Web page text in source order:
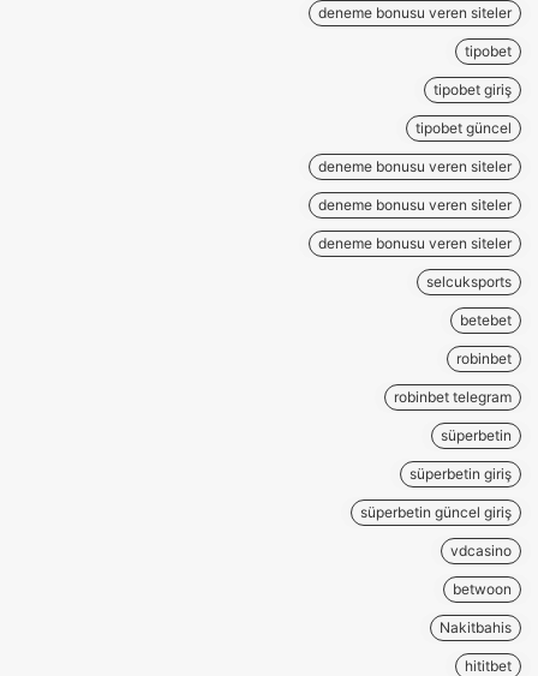
deneme bonusu veren siteler
tipobet
tipobet giriş
tipobet güncel
deneme bonusu veren siteler
deneme bonusu veren siteler
deneme bonusu veren siteler
selcuksports
betebet
robinbet
robinbet telegram
süperbetin
süperbetin giriş
süperbetin güncel giriş
vdcasino
betwoon
Nakitbahis
hititbet